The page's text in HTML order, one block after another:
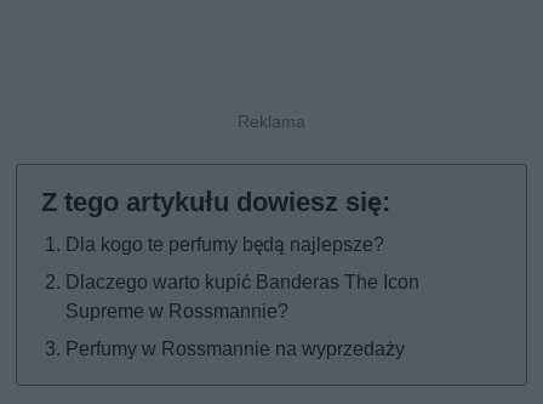
Dla kogo te perfumy będą najlepsze?
Dlaczego warto kupić Banderas The Icon
Supreme w Rossmannie?
Perfumy w Rossmannie na wyprzedaży